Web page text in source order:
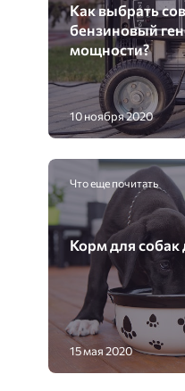
Как выбрать
бензиновый
мощности?
10 ноября 2020
Что еще почитать
Корм для
15 мая 2020